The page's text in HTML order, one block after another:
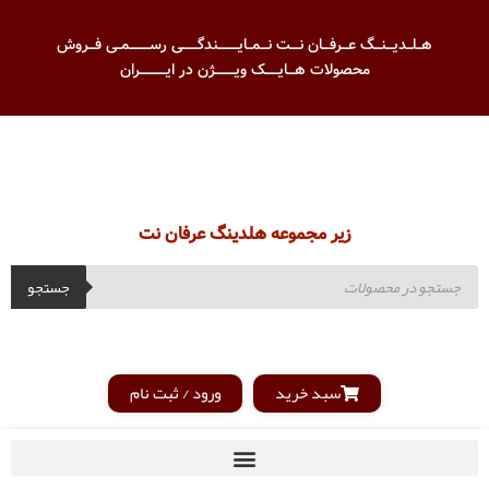
هــلــدیـــنـــگ عـــرفـــان نــــت نـــمــایـــــــــندگـــــــی رســـــــــمــی فـــروش
محصولات هـــایــــــک ویـــــــــژن در ایــــــــــــران
زیر مجموعه هلدینگ عرفان نت
جستجو
سبد خرید ورود / ثبت نام